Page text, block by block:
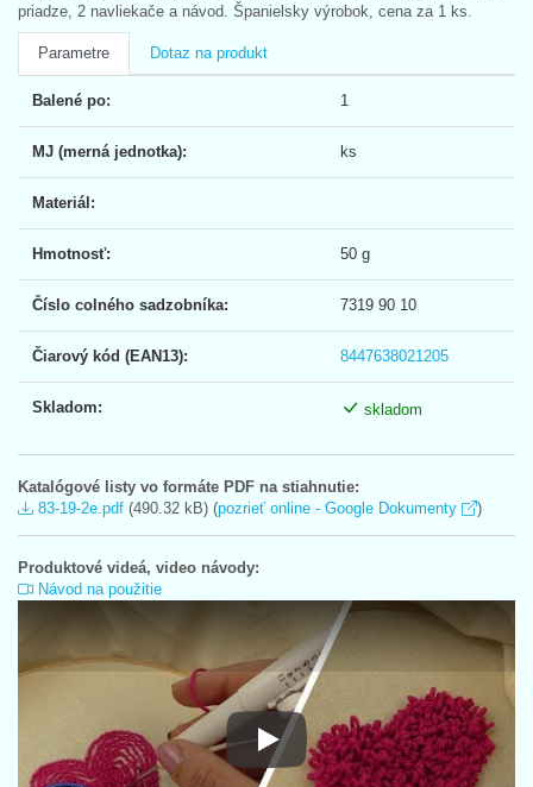
priadze, 2 navliekače a návod. Španielsky výrobok, cena za 1 ks.
Parametre Dotaz na produkt
Balené po: 1
MJ (merná jednotka): ks
Materiál:
Hmotnosť: 50 g
Číslo colného sadzobníka: 7319 90 10
Čiarový kód (EAN13): 8447638021205
Skladom: skladom
Katalógové listy vo formáte PDF na stiahnutie:
83-19-2e.pdf (490.32 kB) (pozrieť online - Google Dokumenty )
Produktové videá, video návody:
Návod na použitie
Návod na použitie